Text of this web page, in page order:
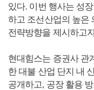
있다. 이번 행사는 성
하고 조선산업의 높은
전략방향을 제시하고
현대힘스는 증권사 관
한 대불 산업 단지 내
공개하고, 공장 활용